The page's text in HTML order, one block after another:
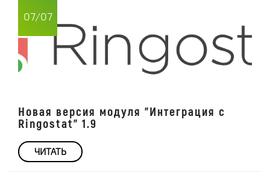
07/07
Новая версия модуля "Интеграция с
Ringostat" 1.9
ЧИТАТЬ